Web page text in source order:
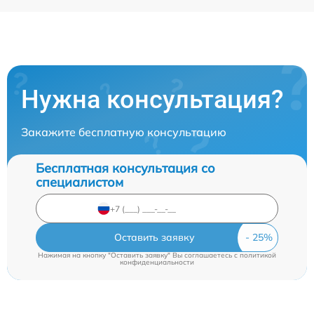
Нужна консультация?
Закажите бесплатную консультацию
Бесплатная консультация со
специалистом
Оставить заявку
Нажимая на кнопку "Оставить заявку" Вы соглашаетесь cполитикой
конфиденциальности